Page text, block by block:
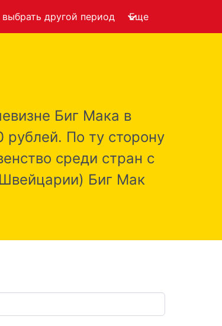
другой период Еще
Биг Мака в
рублей. По ту сторону
среди стран с
Биг Мак